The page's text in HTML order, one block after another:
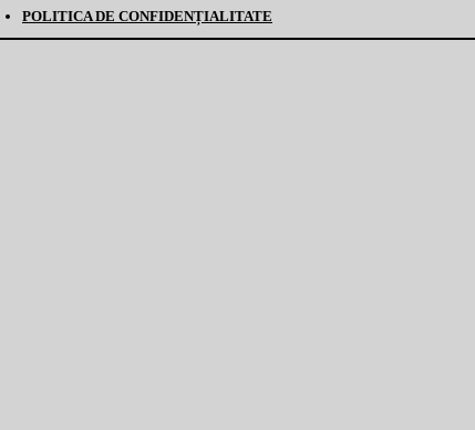
POLITICA DE CONFIDENȚIALITATE